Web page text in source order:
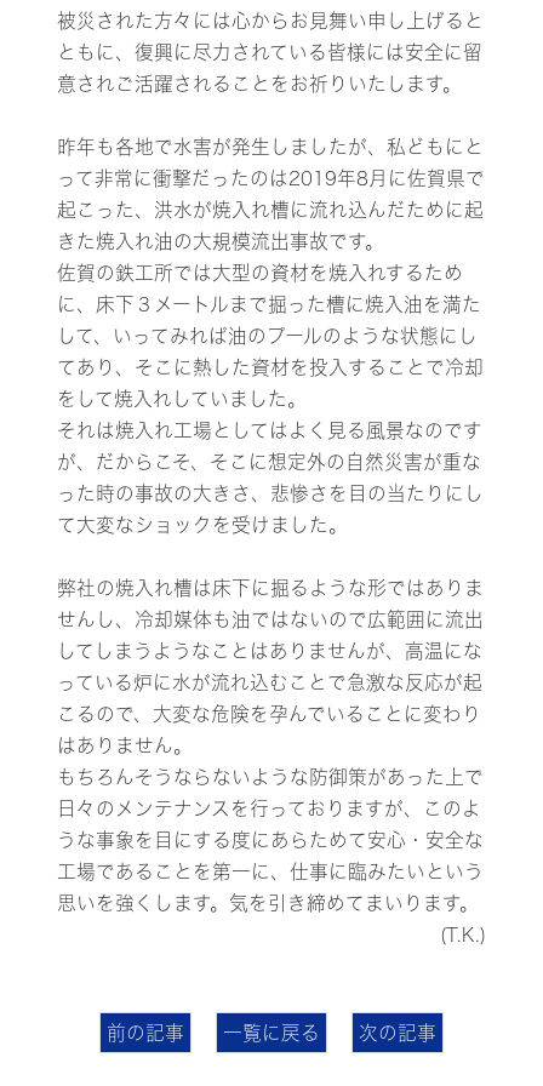
被災された方々には心からお見舞い申し上げると
ともに、復興に尽力されている皆様には安全に留
意されご活躍されることをお祈りいたします。
昨年も各地で水害が発生しましたが、私どもにと
って非常に衝撃だったのは2019年8月に佐賀県で
起こった、洪水が焼入れ槽に流れ込んだために起
きた焼入れ油の大規模流出事故です。
佐賀の鉄工所では大型の資材を焼入れするため
に、床下３メートルまで掘った槽に焼入油を満た
して、いってみれば油のプールのような状態にし
てあり、そこに熱した資材を投入することで冷却
をして焼入れしていました。
それは焼入れ工場としてはよく見る風景なのです
が、だからこそ、そこに想定外の自然災害が重な
った時の事故の大きさ、悲惨さを目の当たりにし
て大変なショックを受けました。
弊社の焼入れ槽は床下に掘るような形ではありま
せんし、冷却媒体も油ではないので広範囲に流出
してしまうようなことはありませんが、高温にな
っている炉に水が流れ込むことで急激な反応が起
こるので、大変な危険を孕んでいることに変わり
はありません。
もちろんそうならないような防御策があった上で
日々のメンテナンスを行っておりますが、このよ
うな事象を目にする度にあらためて安心・安全な
工場であることを第一に、仕事に臨みたいという
思いを強くします。気を引き締めてまいります。
(T.K.)
前の記事 一覧に戻る 次の記事